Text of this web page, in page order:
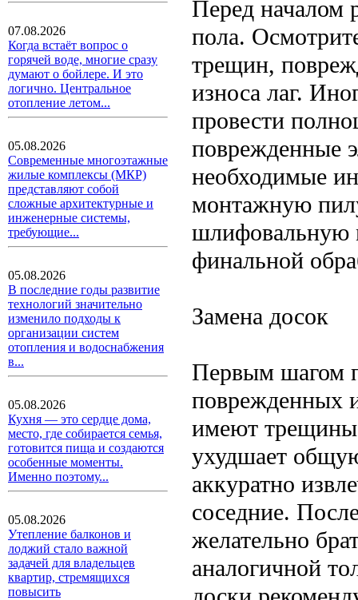
07.08.2026
Когда встаёт вопрос о
горячей воде, многие сразу
думают о бойлере. И это
логично. Центральное
отопление летом...
05.08.2026
Современные многоэтажные
жилые комплексы (МКР)
представляют собой
сложные архитектурные и
инженерные системы,
требующие...
05.08.2026
В последние годы развитие
технологий значительно
изменило подходы к
организации систем
отопления и водоснабжения
в...
05.08.2026
Кухня — это сердце дома,
место, где собирается семья,
готовится пища и создаются
особенные моменты.
Именно поэтому...
05.08.2026
Утепление балконов и
лоджий стало важной
задачей для владельцев
квартир, стремящихся
повысить
Перед началом
пола.
трещин,
износа лаг.
провести
поврежденные
необходимые
монтажную
шлифовальную
финальной
Замена досок
Первым шагом
поврежденных
имеют
ухудшает
аккуратно
соседние.
желательно
аналогичной